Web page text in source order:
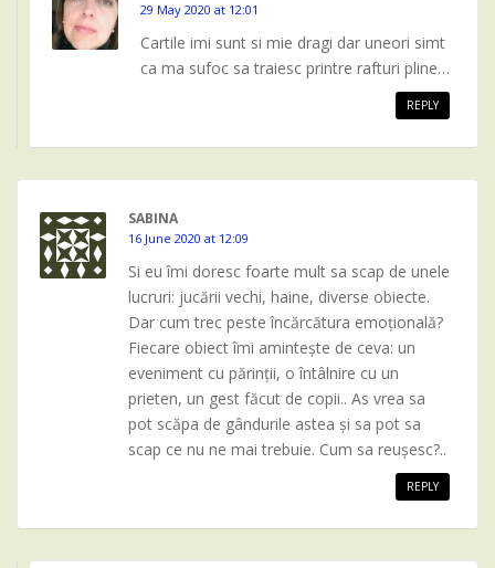
29 May 2020 at 12:01
Cartile imi sunt si mie dragi dar uneori simt
ca ma sufoc sa traiesc printre rafturi pline…
REPLY
SABINA
16 June 2020 at 12:09
Si eu îmi doresc foarte mult sa scap de unele
lucruri: jucării vechi, haine, diverse obiecte.
Dar cum trec peste încărcătura emoțională?
Fiecare obiect îmi amintește de ceva: un
eveniment cu părinții, o întâlnire cu un
prieten, un gest făcut de copii.. As vrea sa
pot scăpa de gândurile astea și sa pot sa
scap ce nu ne mai trebuie. Cum sa reușesc?..
REPLY